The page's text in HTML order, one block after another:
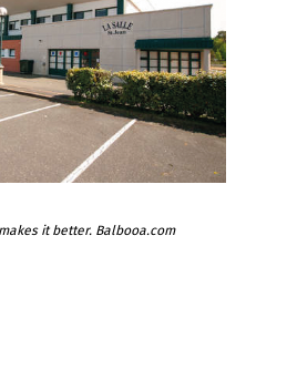
it better. Balbooa.com